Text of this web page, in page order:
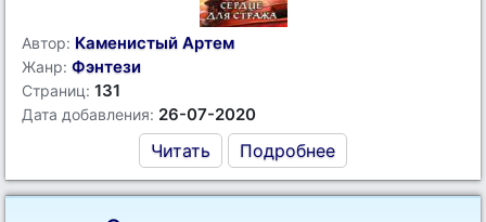
Автор: Каменистый Артем
Жанр: Фэнтези
Страниц: 131
Дата добавления: 26-07-2020
Читать Подробнее